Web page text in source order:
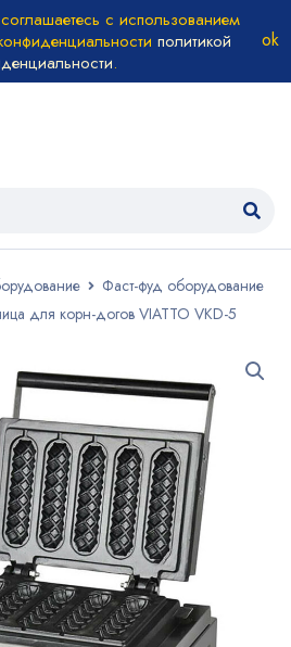
с использованием
политикой
.
Фаст-фуд оборудование
для корн-догов VIATTO VKD-5